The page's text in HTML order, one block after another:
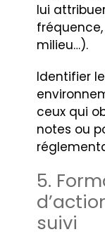
lui
milieu…).
Identifier
ceux qui
notes ou
5.
suivi